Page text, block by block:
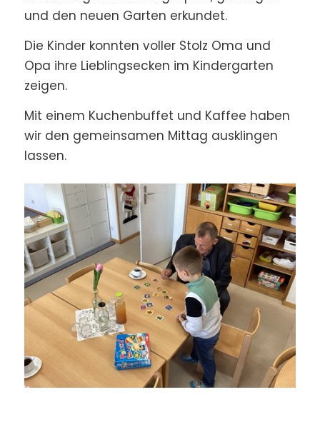
und den neuen Garten erkundet.
Die Kinder konnten voller Stolz Oma und
Opa ihre Lieblingsecken im Kindergarten
zeigen.
Mit einem Kuchenbuffet und Kaffee haben
wir den gemeinsamen Mittag ausklingen
lassen.